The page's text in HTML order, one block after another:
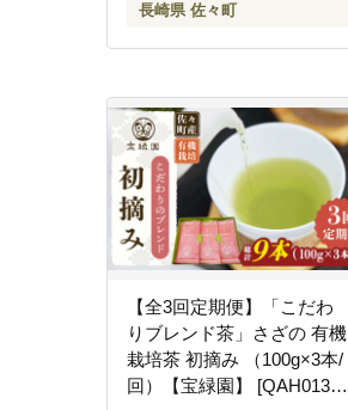
長崎県 佐々町
【全3回定期便】「こだわ
りブレンド茶」さざの 有機
栽培茶 初摘み （100g×3本/
回）【宝緑園】 [QAH013]